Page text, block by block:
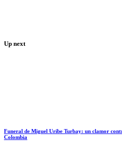
Up next
Funeral de Miguel Uribe Turbay: un clamor
Colombia